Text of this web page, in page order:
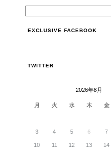
EXCLUSIVE FACEBOOK
TWITTER
2026年8月
月 火 水 木 金
3 4 5 6 7
10 11 12 13 14